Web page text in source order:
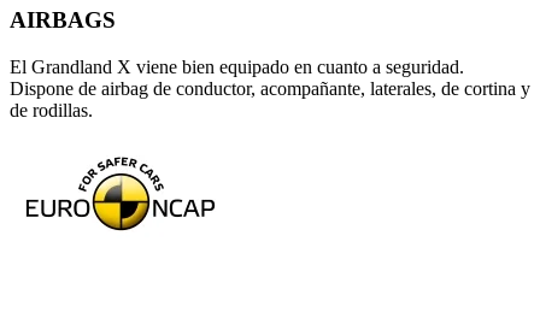
AIRBAGS
El Grandland X viene bien equipado en cuanto a seguridad.
Dispone de airbag de conductor, acompañante, laterales, de cortina y
de rodillas.